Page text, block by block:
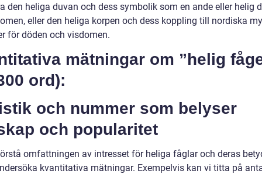
den heliga duvan och dess symbolik som en ande eller helig
eller den heliga korpen och dess koppling till nordiska
för döden och visdomen.
mätningar om ”helig
ord):
och nummer som belyser
och popularitet
omfattningen av intresset för heliga fåglar och deras
kvantitativa mätningar. Exempelvis kan vi titta på